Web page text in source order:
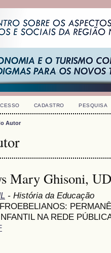
CADASTRO PESQUISA
Autor
Mary Ghisoni,
- História da Educação
NA REDE